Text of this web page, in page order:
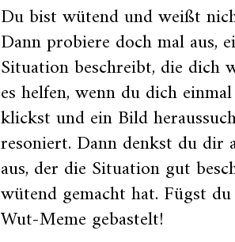
Du bist wütend und weißt
Dann probiere doch mal aus,
Situation beschreibt, die dich
es helfen, wenn du dich
klickst und ein Bild
resoniert. Dann denkst du dir
aus, der die Situation gut
wütend gemacht hat. Fügst
Wut-Meme gebastelt!